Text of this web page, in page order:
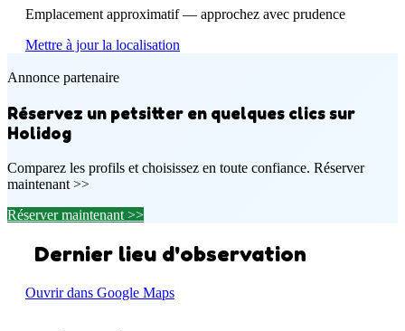
Emplacement approximatif — approchez avec prudence
Mettre à jour la localisation
Annonce partenaire
Réservez un petsitter en quelques clics sur
Holidog
Comparez les profils et choisissez en toute confiance. Réserver
maintenant >>
Réserver maintenant >>
Dernier lieu d'observation
Ouvrir dans Google Maps